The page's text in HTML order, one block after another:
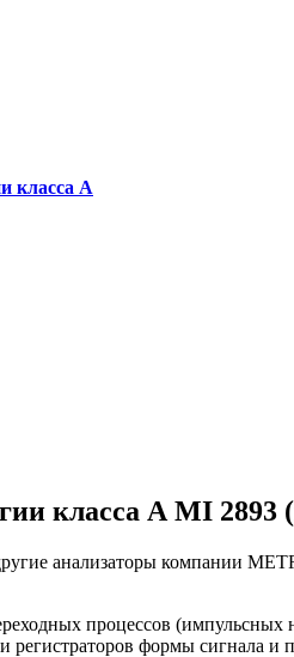
класса А
класса А MI
анализаторы компании
процессов (импульсных
формы сигнала и